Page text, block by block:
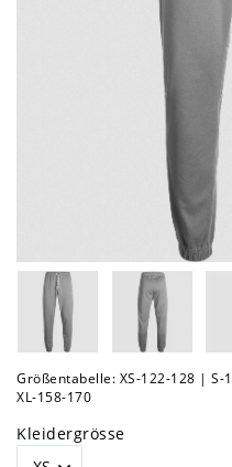
Größentabelle: XS-122-128 |
XL-158-170
Kleidergrösse